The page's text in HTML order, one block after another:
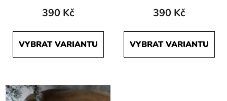
produktu
5,0
z
390 Kč
VYBRAT VARIANTU
390 Kč
VYBRAT VARIANTU